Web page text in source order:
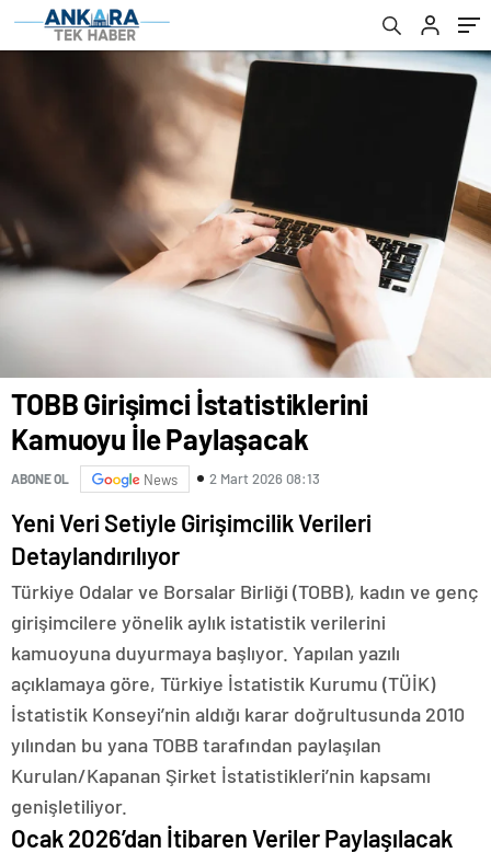
TOBB Girişimci İstatistiklerini
Kamuoyu İle Paylaşacak
ABONE OL News 2 Mart 2026 08:13
Yeni Veri Setiyle Girişimcilik Verileri
Detaylandırılıyor
Türkiye Odalar ve Borsalar Birliği (TOBB), kadın ve genç
girişimcilere yönelik aylık istatistik verilerini
kamuoyuna duyurmaya başlıyor. Yapılan yazılı
açıklamaya göre, Türkiye İstatistik Kurumu (TÜİK)
İstatistik Konseyi’nin aldığı karar doğrultusunda 2010
yılından bu yana TOBB tarafından paylaşılan
Kurulan/Kapanan Şirket İstatistikleri’nin kapsamı
genişletiliyor.
Ocak 2026’dan İtibaren Veriler Paylaşılacak